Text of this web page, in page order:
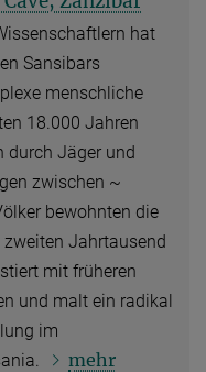
hat
Sansibars
menschliche
18.000 Jahren
durch Jäger und
zwischen ~
bewohnten die
Jahrtausend
mit früheren
und malt ein radikal
im
mehr